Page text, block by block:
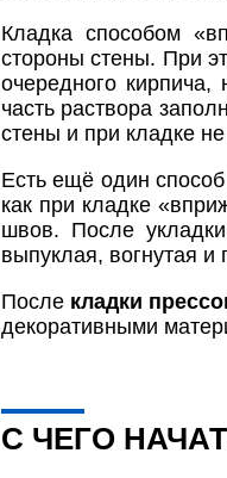
Кладка способом
стороны стены. При
очередного
часть раствора
стены и при кладке
Есть ещё один
как при кладке
швов. После
выпуклая, вогнутая и
После кладки
декоративными
С ЧЕГО